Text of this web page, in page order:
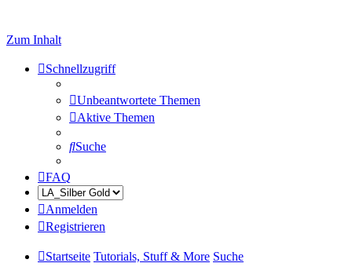
Zum Inhalt
Schnellzugriff
Unbeantwortete Themen
Aktive Themen
Suche
FAQ
Anmelden
Registrieren
Startseite Tutorials, Stuff & More Suche